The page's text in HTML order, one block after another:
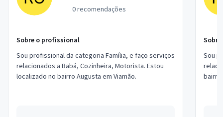
0 recomendações
Sobre o profissional
Sou profissional da categoria Família, e faço serviços
relacionados a Babá, Cozinheira, Motorista. Estou
localizado no bairro Augusta em Viamão.
Sou
bairro